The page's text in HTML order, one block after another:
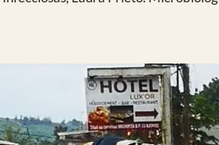
Tras el primer vuelo Madrid-Casablanca nos llegó el
cuando a nuestra anestesista se le extravió
pasaporte durante la escala. Un mozo del aeropuerto
ofreció amablemente hospedarla en su casa mientras
solucionaba la incidencia en la embajada. Menos mal